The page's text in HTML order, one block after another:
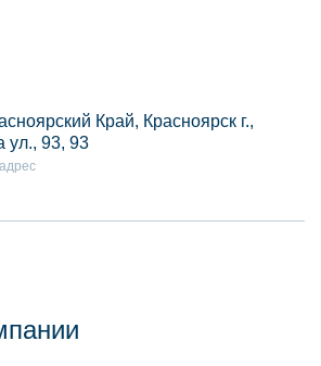
Край, Красноярск г.,
ул., 93, 93